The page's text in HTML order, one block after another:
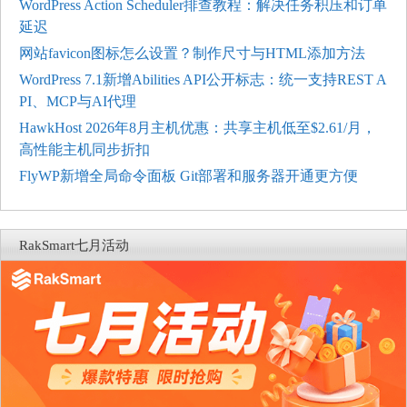
WordPress Action Scheduler排查教程：解决任务积压和订单
延迟
网站favicon图标怎么设置？制作尺寸与HTML添加方法
WordPress 7.1新增Abilities API公开标志：统一支持REST A
PI、MCP与AI代理
HawkHost 2026年8月主机优惠：共享主机低至$2.61/月，
高性能主机同步折扣
FlyWP新增全局命令面板 Git部署和服务器开通更方便
RakSmart七月活动